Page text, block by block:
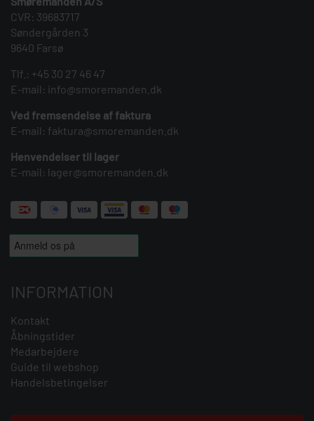
CVR: 39683717
Søndergården 3
9640 Farsø
Tlf.: +45 30 27 46 47
E-mail: info@smoremanden.dk
Ved fremsendelse af faktura
E-mail: faktura@smoremanden.dk
Henvendelser til lager
E-mail: lager@smoremanden.dk
INFORMATION
Kontakt
Åbningstider
Medarbejdere
Guide til webshop
Handelsbetingelser